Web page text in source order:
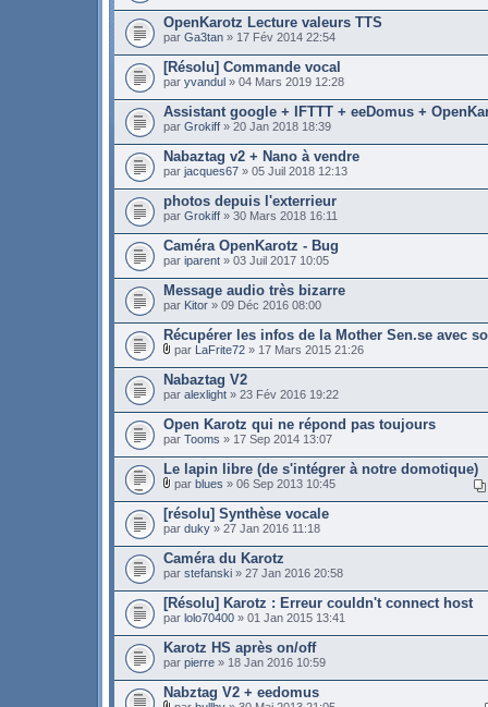
OpenKarotz Lecture valeurs TTS
par Ga3tan » 17 Fév 2014 22:54
[Résolu] Commande vocal
par yvandul » 04 Mars 2019 12:28
Assistant google + IFTTT + eeDomus +
par Grokiff » 20 Jan 2018 18:39
Nabaztag v2 + Nano à vendre
par jacques67 » 05 Juil 2018 12:13
photos depuis l'exterrieur
par Grokiff » 30 Mars 2018 16:11
Caméra OpenKarotz - Bug
par iparent » 03 Juil 2017 10:05
Message audio très bizarre
par Kitor » 09 Déc 2016 08:00
Récupérer les infos de la Mother Sen.se avec
par LaFrite72 » 17 Mars 2015 21:26
Nabaztag V2
par alexlight » 23 Fév 2016 19:22
Open Karotz qui ne répond pas toujours
par Tooms » 17 Sep 2014 13:07
Le lapin libre (de s'intégrer à notre domotique)
par blues » 06 Sep 2013 10:45
[résolu] Synthèse vocale
par duky » 27 Jan 2016 11:18
Caméra du Karotz
par stefanski » 27 Jan 2016 20:58
[Résolu] Karotz : Erreur couldn't connect host
par lolo70400 » 01 Jan 2015 13:41
Karotz HS après on/off
par pierre » 18 Jan 2016 10:59
Nabztag V2 + eedomus